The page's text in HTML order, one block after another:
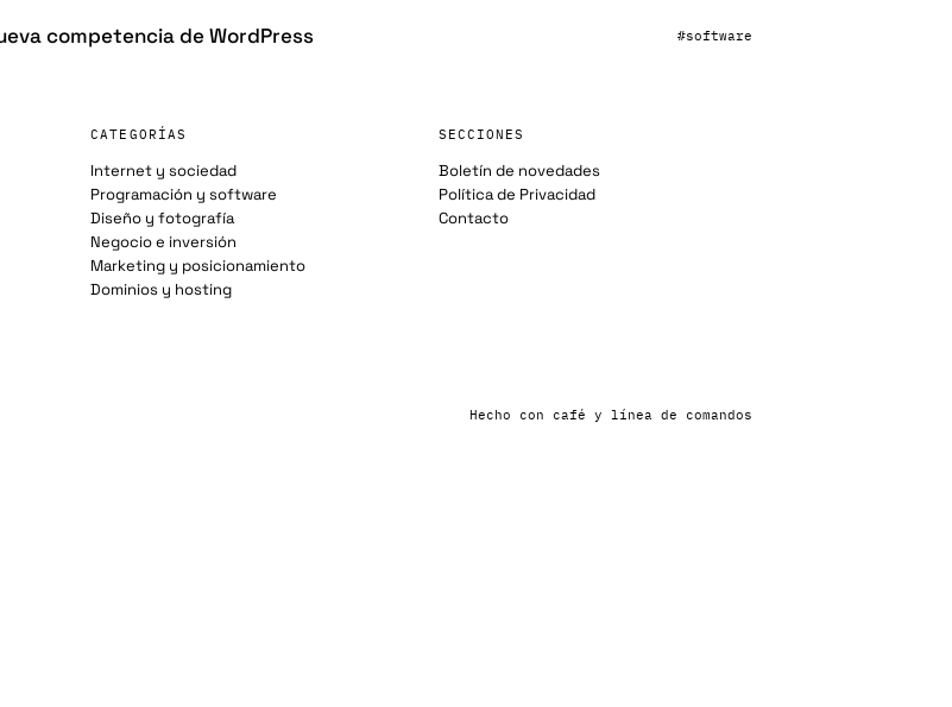
competencia de WordPress #software
CATEGORÍAS
Internet y sociedad
Programación y software
Diseño y fotografía
Negocio e inversión
Marketing y posicionamiento
Dominios y hosting
SECCIONES
Boletín de novedades
Política de Privacidad
Contacto
Hecho con café y línea de comandos